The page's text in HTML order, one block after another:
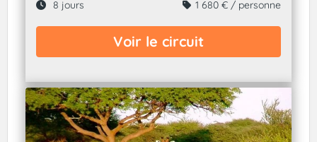
8 jours 1 680 € / personne
Voir le circuit